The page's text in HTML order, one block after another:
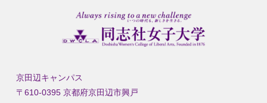
京田辺キャンパス
〒610-0395 京都府京田辺市興戸